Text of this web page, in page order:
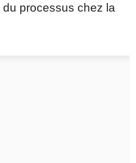
du processus chez la